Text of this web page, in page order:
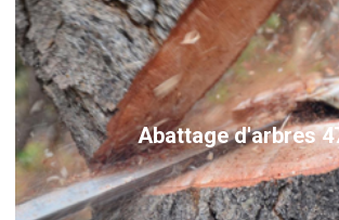
Abattage d'arbres